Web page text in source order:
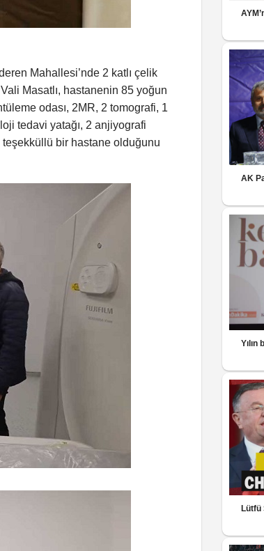
Mahallesi’nde 2 katlı çelik
Masatlı, hastanenin 85 yoğun
odası, 2MR, 2 tomografi, 1
tedavi yatağı, 2 anjiyografi
bir hastane olduğunu
AK
Yılın
Lütfü